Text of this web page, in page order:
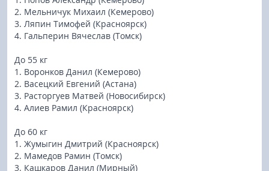
2. Мельничук Михаил (Кемерово)
3. Ляпин Тимофей (Красноярск)
4. Гальперин Вячеслав (Томск)
До 55 кг
1. Воронков Данил (Кемерово)
2. Васецкий Евгений (Астана)
3. Расторгуев Матвей (Новосибирск)
4. Алиев Рамил (Красноярск)
До 60 кг
1. Жумыгин Дмитрий (Красноярск)
2. Мамедов Рамин (Томск)
3. Кашкаров Данил (Мирный)